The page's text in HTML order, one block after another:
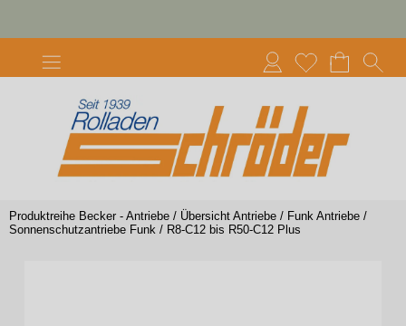
Produktreihe Becker - Antriebe / Übersicht Antriebe / Funk Antriebe /
Sonnenschutzantriebe Funk / R8-C12 bis R50-C12 Plus